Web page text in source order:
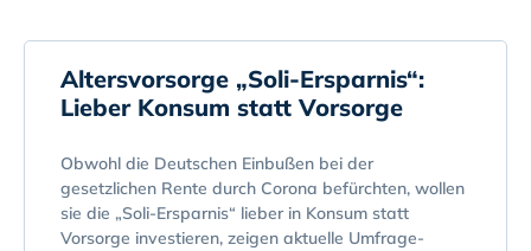
Altersvorsorge „Soli-Ersparnis“:
Lieber Konsum statt Vorsorge
Obwohl die Deutschen Einbußen bei der
gesetzlichen Rente durch Corona befürchten, wollen
sie die „Soli-Ersparnis“ lieber in Konsum statt
Vorsorge investieren, zeigen aktuelle Umfrage-